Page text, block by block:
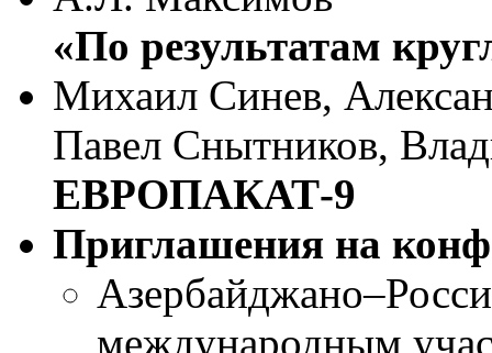
«По результатам
Михаил Синев,
Павел Снытников,
ЕВРОПАКАТ-9
Приглашения на
международным